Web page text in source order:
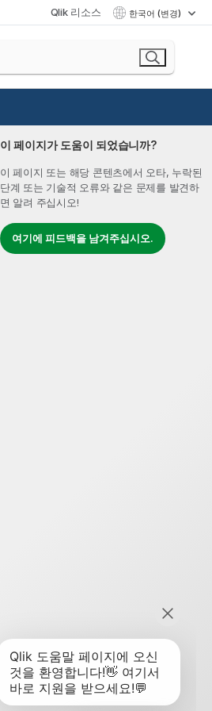
Qlik 리소스 한국어 (변경)
이 페이지가 도움이 되었습니까?
이 페이지 또는 해당 콘텐츠에서 오타, 누락된
단계 또는 기술적 오류와 같은 문제를 발견하
면 알려 주십시오!
여기에 피드백을 남겨주십시오.